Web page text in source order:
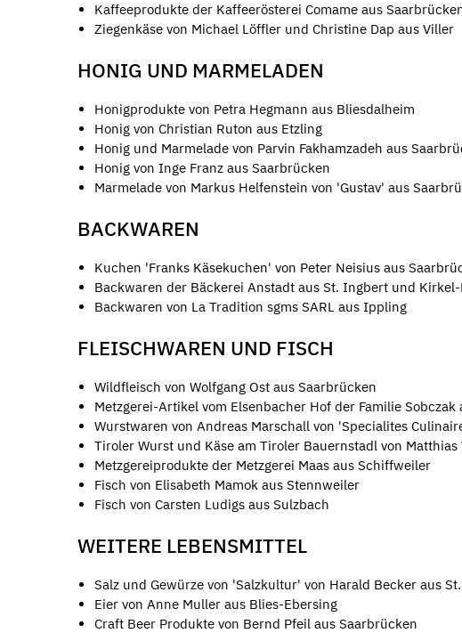
Kaffeeprodukte der Kaffeerösterei Comame aus
Ziegenkäse von Michael Löffler und Christine Dap aus Viller
HONIG UND MARMELADEN
Honigprodukte von Petra Hegmann aus Bliesdalheim
Honig von Christian Ruton aus Etzling
Honig und Marmelade von Parvin Fakhamzadeh aus
Honig von Inge Franz aus Saarbrücken
Marmelade von Markus Helfenstein von 'Gustav' aus
BACKWAREN
Kuchen 'Franks Käsekuchen' von Peter Neisius aus
Backwaren der Bäckerei Anstadt aus St. Ingbert und
Backwaren von La Tradition sgms SARL aus Ippling
FLEISCHWAREN UND FISCH
Wildfleisch von Wolfgang Ost aus Saarbrücken
Metzgerei-Artikel vom Elsenbacher Hof der Familie Sobczak
Wurstwaren von Andreas Marschall von 'Specialites
Tiroler Wurst und Käse am Tiroler Bauernstadl von Matthias
Metzgereiprodukte der Metzgerei Maas aus Schiffweiler
Fisch von Elisabeth Mamok aus Stennweiler
Fisch von Carsten Ludigs aus Sulzbach
WEITERE LEBENSMITTEL
Salz und Gewürze von 'Salzkultur' von Harald Becker aus
Eier von Anne Muller aus Blies-Ebersing
Craft Beer Produkte von Bernd Pfeil aus Saarbrücken